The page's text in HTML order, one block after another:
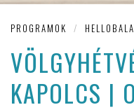
PROGRAMOK /
KAPOLCS |